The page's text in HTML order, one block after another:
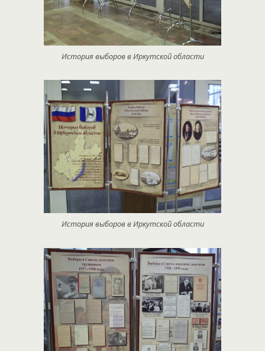
История выборов в Иркутской области
История выборов в Иркутской области